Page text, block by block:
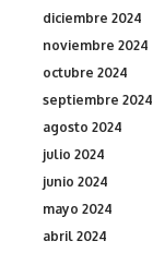
diciembre 2024
noviembre 2024
octubre 2024
septiembre 2024
agosto 2024
julio 2024
junio 2024
mayo 2024
abril 2024